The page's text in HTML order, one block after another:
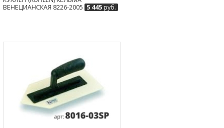
ВЕНЕЦИАНСКАЯ 8226-2005 5 445руб.